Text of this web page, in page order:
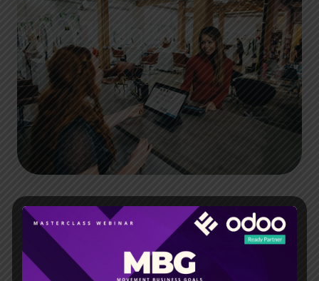
Penjualan Cross-channel.
Klik dan kumpulkan.Tidak ada lagi data yang